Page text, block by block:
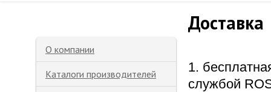
О компании
Каталоги производителей
Доставка
1.
службой